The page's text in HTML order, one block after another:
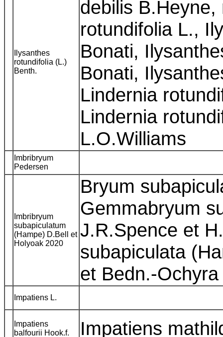
Ilysanthes
rotundifolia (L.)
Benth.
debilis
rotundifolia L.,
Bonati,
Bonati,
Lindernia
Lindernia
L.O.Williams
Imbribryum
Pedersen
Imbribryum
subapiculatum
(Hampe) D.Bell et
Holyoak 2020
Bryum
Gemmabryum
J.R.Spence et
subapiculata
et Bedn.-
Impatiens L.
Impatiens
balfourii Hook.f.
Impatiens